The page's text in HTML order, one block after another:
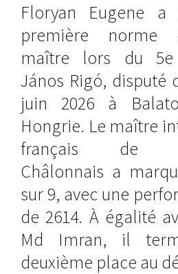
Floryan Eugene a
première norme
maître lors du 5e
János Rigó, disputé
juin 2026 à
Hongrie. Le maître
français de
Châlonnais a
sur 9, avec une
de 2614. À égalité
Md Imran, il
deuxième place au